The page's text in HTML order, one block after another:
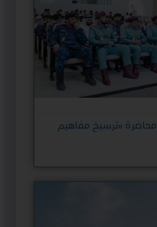
«ترسيخ مفاهيم